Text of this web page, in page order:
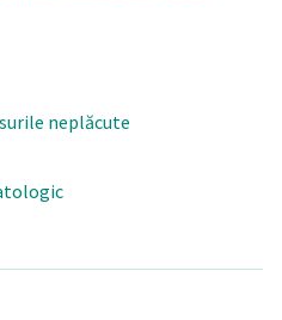
neplăcute